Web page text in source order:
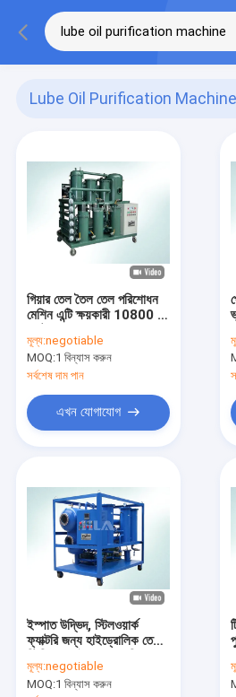
Lube Oil Purification Machine
গিয়ার তেল তৈল তেল পরিশোধন
মেশিন এন্টি ক্ষয়কারী 10800 L
মূল্য:negotiable
MOQ:1 বিন্যাস করুন
সর্বশেষ দাম পান
এখন যোগাযোগ
ইস্পাত উদ্ভিদ, স্টিলওয়ার্ক
ফ্যাক্টরি জন্য হাইড্রোলিক তেল /
সিস্টেম
মূল্য:negotiable
MOQ:1 বিন্যাস করুন